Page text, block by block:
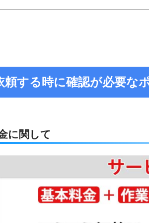
頼する時に確認が必要な
に関して